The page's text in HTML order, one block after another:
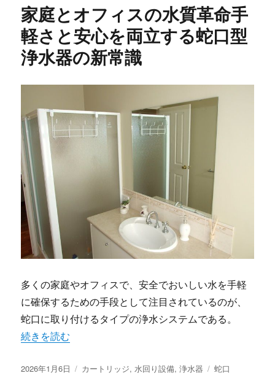
ー
家庭とオフィスの水質革命手
軽さと安心を両立する蛇口型
浄水器の新常識
多くの家庭やオフィスで、安全でおいしい水を手軽
に確保するための手段として注目されているのが、
蛇口に取り付けるタイプの浄水システムである。
“家庭とオフィスの水質革命手軽さと安心を両立する蛇口
続きを読む
投
2026年1月6日
カ
カートリッジ,水回り設備,浄水器
タ
蛇口